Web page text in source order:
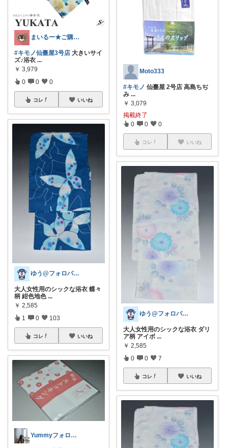
まいるー★ご購入感謝( ´∀`)👍
#キモノ仙臺屋3号店 大きいサイ
ズ♪浴衣 ...
￥ 3,979
0 0 0
コレ いいね
ゆう@フォロバ100％
大人女性用のシックな浴衣 蝶々
柄 紺色地色 ...
￥ 2,585
1 0 103
コレ いいね
Yummyフォロバします シンプル大好き
Moto333
#キモノ 仙臺屋 2号店 高島ちぢ
み ...
￥ 3,079
掲載終了
0 0 0
コレ いいね
ゆう@フォロバ100％
大人女性用のシックな浴衣 ダリ
ア柄 アイボ ...
￥ 2,585
0 0 7
コレ いいね